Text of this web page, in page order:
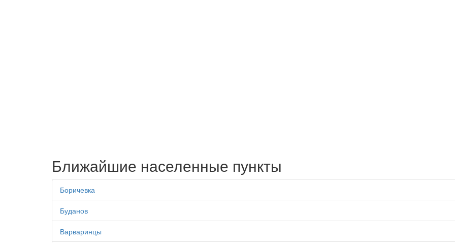
Ближайшие населенные пункты
Боричевка
Буданов
Варваринцы